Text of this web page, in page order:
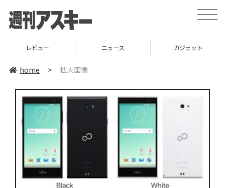
toggle
レビュー ニュース ガジェット
home > 拡大画像